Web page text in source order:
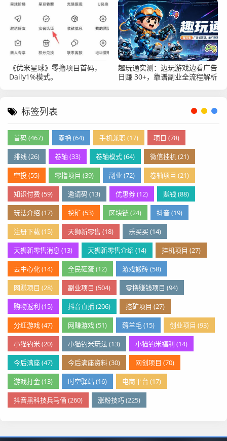
《优米星球》零撸项目首码，
Daily1%模式。
趣玩通实测：边玩游戏边看广告
日赚 30+，靠谱副业全流程解析
标签列表
首码 (467) 零撸 (64) 手机兼职 (17) 项目 (78)
排线 (26) 卷轴 (33) 卷轴模式 (64) 微信挂机 (21)
空投 (55) 零撸项目 (39) 副业 (72) 卷轴项目 (21)
知识付费 (59) 邀请码 (13) 优惠券 (12) 赚钱 (88)
玩法介绍 (17) 挖矿 (53) 区块链 (24) 抖音 (19)
注册下载 (15) 天狮新零售 (18) 乐买买 (14)
天狮新零售消息 (13) 天狮新零售介绍 (14) 挂机项目 (27)
去中心化 (14) 全民砸蛋 (12) 游戏搬砖 (58)
网赚项目 (28) 副业项目 (504) 零撸赚钱项目 (94)
购物返利 (15) 抖音直播 (206) 挖矿项目 (27)
分红游戏 (47) 网赚游戏 (51) 薅羊毛 (15) 创业项目 (93)
小猫钓米 (20) 小猫钓米玩法 (13) 小猫钓米福利 (14)
今后满座 (47) 今后满座资料 (30) 网创项目 (70)
游戏打金 (13) 时空驿站 (16) 电商平台 (17)
抖音黑科技兵马俑 (260) 涨粉技巧 (225)